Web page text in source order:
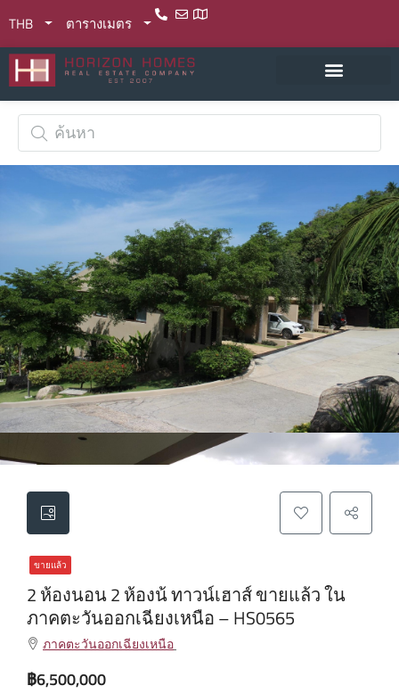
THB ตารางเมตร
ขายแล้ว
2 ห้องนอน 2 ห้องน้ ทาวน์เฮาส์ ขายแล้ว ใน
ภาคตะวันออกเฉียงเหนือ – HS0565
ภาคตะวันออกเฉียงเหนือ
฿6,500,000